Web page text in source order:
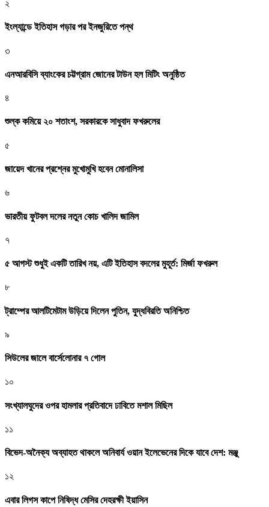
২
ইংল্যান্ডে ইতিহাস গড়ার পর ইনজুরিতে পন্থ
৩
এনআরবিসি ব্যাংকের চট্টগ্রাম জোনের টাউন হল মিটিং অনুষ্ঠিত
৪
শুল্ক কমিয়ে ২০ শতাংশ, সরকারকে সাধুবাদ ফখরুলের
৫
জায়েদ খানের প্রশ্নের মুখোমুখি হবেন মোনালিসা
৬
ভারতীয় ফুটবল দলের নতুন কোচ খালিদ জামিল
৭
৫ আগস্ট শুধুই একটি তারিখ নয়, এটি ইতিহাস বদলের মুহূর্ত: মির্জা ফখরুল
৮
ট্রাম্পের আলটিমেটাম উড়িয়ে দিলেন পুতিন, যুদ্ধবিরতি অনিশ্চিত
৯
সিউলের জালে বার্সেলোনার ৭ গোল
১০
সংখ্যালঘুদের ওপর হামলার প্রতিবাদে ঢাবিতে মশাল মিছিল
১১
বিভেদ-অনৈক্য অব্যাহত থাকলে অনিবার্য ওয়ান ইলেভেনের দিকে যাবে দেশ: মঞ্জু
১২
এবার লিগস কাপে নিষিদ্ধ মেসির দেহরক্ষী ইয়াসিন